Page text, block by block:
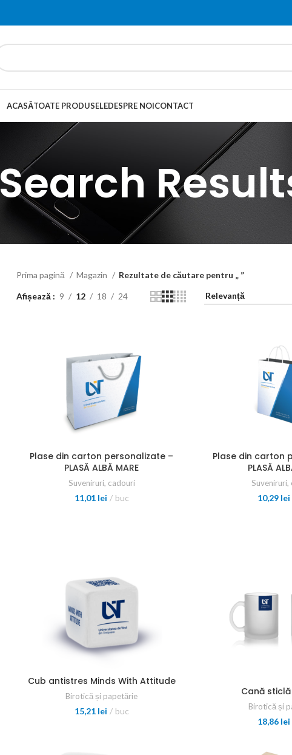
ACASĂTOATE PRODUSELEDESPRE NOICONTACT
Search
Prima pagină Magazin Rezultate de căutare pentru „ ”
Afișează 9 12 18 24
Plase din carton personalizate –
PLASĂ ALBĂ MARE
Suveniruri, cadouri
11,01 lei buc
Plase din carton
PLASĂ
Suveniruri,
10,29 lei
Cub antistres Minds With Attitude
Birotică și papetărie
15,21 lei buc
Cană
Birotică și
18,86 lei